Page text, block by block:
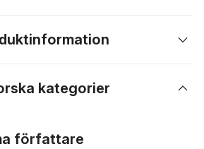
kategorier
författare